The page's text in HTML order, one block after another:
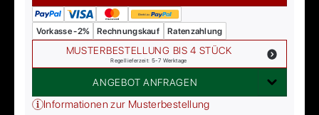
Vorkasse -2% Rechnungskauf Ratenzahlung
MUSTERBESTELLUNG BIS 4 STÜCK
Regellieferzeit: 5-7 Werktage
ANGEBOT ANFRAGEN
Informationen zur Musterbestellung